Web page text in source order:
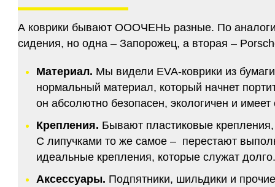
А коврики бывают ОООЧЕНЬ разные. По
сидения, но одна – Запорожец, а вторая –
Материал. Мы видели EVA-коврики из
нормальный материал, который начнет
он абсолютно безопасен, экологичен и
Крепления. Бывают пластиковые
С липучками то же самое – перестают
идеальные крепления, которые служат
Аксессуары. Подпятники, шильдики и